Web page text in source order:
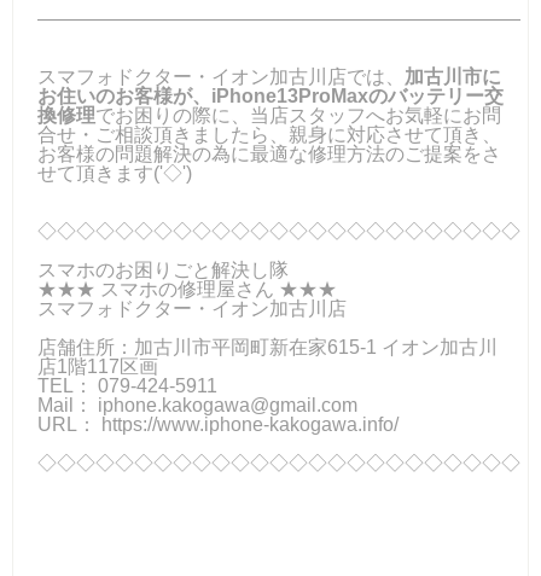
―――――――――――――――――――――――――
スマフォドクター・イオン加古川店では、 加古川市に
お住いのお客様が、iPhone13ProMaxのバッテリー交
換修理でお困りの際に、当店スタッフへお気軽にお問
合せ・ご相談頂きましたら、親身に対応させて頂き、
お客様の問題解決の為に最適な修理方法のご提案をさ
せて頂きます('◇')ゞ
◇◇◇◇◇◇◇◇◇◇◇◇◇◇◇◇◇◇◇◇◇◇◇◇◇
スマホのお困りごと解決し隊
★★★ スマホの修理屋さん ★★★
スマフォドクター・イオン加古川店
店舗住所：加古川市平岡町新在家615-1 イオン加古川
店1階117区画
TEL： 079-424-5911
Mail： iphone.kakogawa@gmail.com
URL： https://www.iphone-kakogawa.info/
◇◇◇◇◇◇◇◇◇◇◇◇◇◇◇◇◇◇◇◇◇◇◇◇◇